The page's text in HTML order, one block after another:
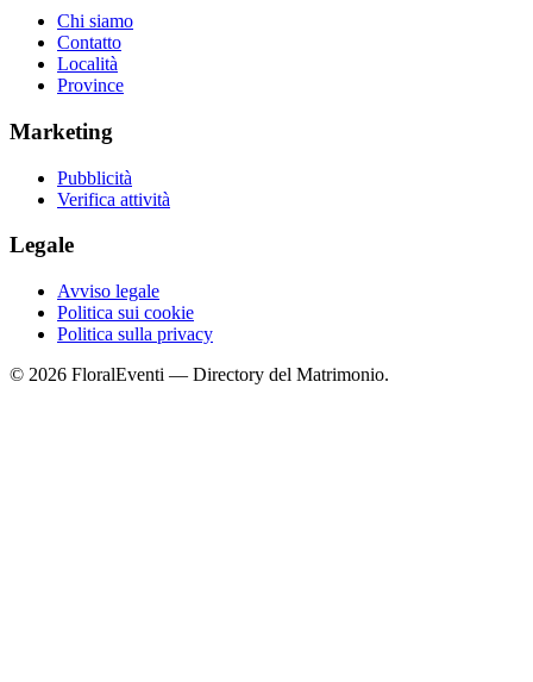
Chi siamo
Contatto
Località
Province
Marketing
Pubblicità
Verifica attività
Legale
Avviso legale
Politica sui cookie
Politica sulla privacy
© 2026 FloralEventi — Directory del Matrimonio.